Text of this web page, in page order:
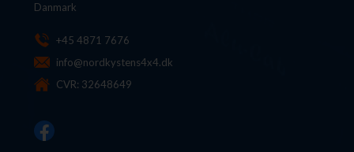
Danmark
+45 4871 7676
info@nordkystens4x4.dk
CVR: 32648649